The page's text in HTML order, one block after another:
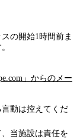
の開始1時間前ま
」からのメー
動は控えてくだ
当施設は責任を